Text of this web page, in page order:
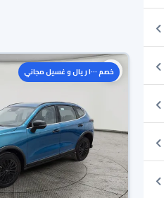
خصم ١٠٠٠ ريال و غسيل مجاني